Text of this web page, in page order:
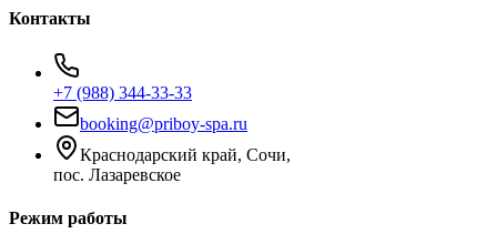
Контакты
+7 (988) 344-33-33
booking@priboy-spa.ru
Краснодарский край, Сочи,
пос. Лазаревское
Режим работы